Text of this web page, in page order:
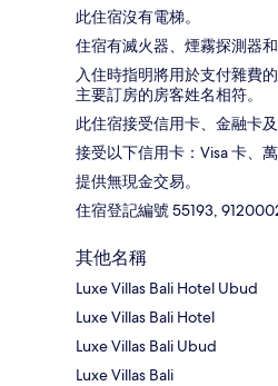
此住宿沒有電梯。
住宿有滅火器、煙霧探測器
入住時指明將用於支付雜費
主要訂房的房客姓名相符。
此住宿接受信用卡、金融卡
接受以下信用卡：Visa 卡、
提供無現金交易。
住宿登記編號 55193,
其他名稱
Luxe Villas Bali Hotel Ubud
Luxe Villas Bali Hotel
Luxe Villas Bali Ubud
Luxe Villas Bali